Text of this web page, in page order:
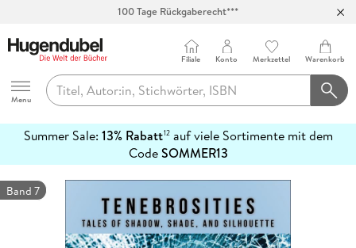
100 Tage Rückgaberecht***
Hugendubel
Menu
Filiale Konto Merkzettel Warenkorb
Summer Sale: 13% Rabatt12auf viele Sortimente mit dem
CodeSOMMER13
erfahren
Band 7